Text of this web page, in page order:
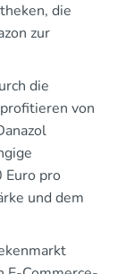
die
zur
die
von
Euro pro
und dem